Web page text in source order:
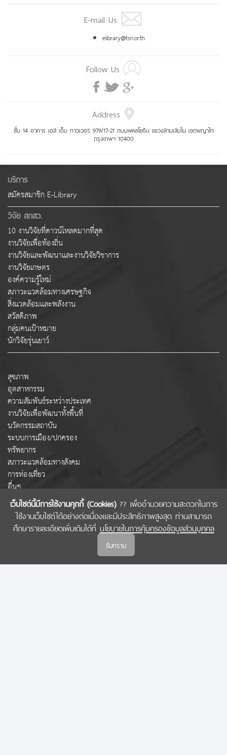
เว็บไซต์นี้มีการใช้งานคุกกี้ (Cookies)?? เพื่ออำนวยความสะดวกในการ
ใช้งานเว็บไซต์ได้อย่างต่อเนื่องและมีประสิทธิภาพสูงสุด ท่านสามารถ
ศึกษารายละเอียดเพิ่มเติมได้ที่ นโยบายในการคุ้มครองข้อมูลส่วนบุคคล
รับทราบ
E-mail Us
elibrary@tsri.or.th
Follow Us
Address
ชั้น 14 อาคาร เอส เอ็ม ทาวเวอร์ 979/17-21 ถนนพหลโยธิน แขวงสามเสนใน เขตพญาไท
กรุงเทพฯ 10400
บริการ
สมัครสมาชิก E-Library
วิจัย สกสว.
10 งานวิจัยที่ดาวน์โหลดมากที่สุด
งานวิจัยเพื่อท้องถิ่น
งานวิจัยและพัฒนาและงานวิจัยวิชาการ
งานวิจัยเกษตร
องค์ความรู้ใหม่
สภาวะแวดล้อมทางเศรษฐกิจ
สิ่งแวดล้อมและพลังงาน
สวัสดิภาพ
กลุ่มคนเป้าหมาย
นักวิจัยรุ่นเยาว์
สุขภาพ
อุตสาหกรรม
ความสัมพันธ์ระหว่างประเทศ
งานวิจัยเพื่อพัฒนาทั้งพื้นที่
นวัตกรรมสถาบัน
ระบบการเมือง/ปกครอง
ทรัพยากร
สภาวะแวดล้อมทางสังคม
การท่องเที่ยว
อื่นๆ
COPYRIGHT © 2022 สำนักงานคณะกรรมการส่งเสริมวิทยาศาสตร์ วิจัยและนวัตกรรม
(สกสว.)
นโยบายในการคุ้มครองข้อมูลส่วนบุคคล